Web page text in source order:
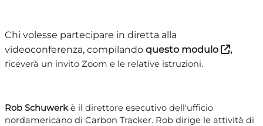
Chi volesse partecipare in diretta alla
videoconferenza, compilando questo modulo
,
riceverà un invito Zoom e le relative istruzioni.
Rob Schuwerkè il direttore esecutivo dell'ufficio
nordamericano di Carbon Tracker. Rob dirige le attività di